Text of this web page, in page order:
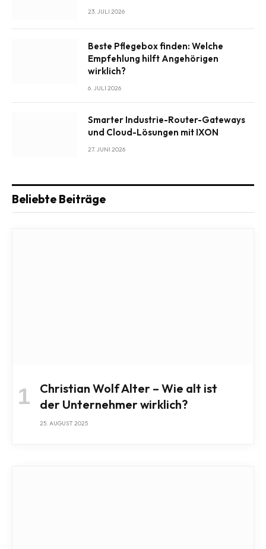
23. JULI 2026
Beste Pflegebox finden: Welche
Empfehlung hilft Angehörigen
wirklich?
6. JULI 2026
Smarter Industrie-Router-Gateways
und Cloud-Lösungen mit IXON
27. JUNI 2026
Beliebte Beiträge
Christian Wolf Alter – Wie alt ist
der Unternehmer wirklich?
25. AUGUST 2025